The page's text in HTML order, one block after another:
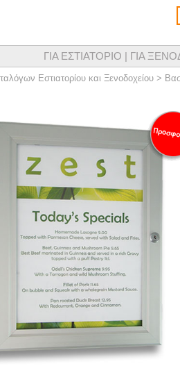
προμηθευτής εξατομικευμένης σχεδίασης
ΓΙΑ ΕΣΤΙΑΤΟΡΙΟ | ΓΙΑ
Εστιατορίου και Ξενοδοχείου >